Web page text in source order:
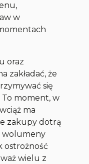
w
oraz
zakładać, że
się
moment, w
ma
zakupy dotrą
wolumeny
ostrożność
wielu z